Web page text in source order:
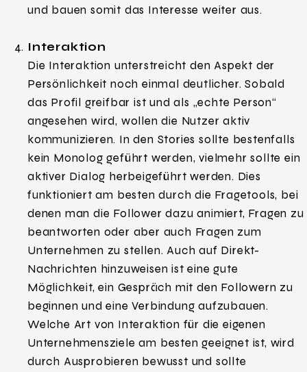
und bauen somit das Interesse weiter aus.
Interaktion
Die Interaktion unterstreicht den Aspekt der
Persönlichkeit noch einmal deutlicher. Sobald
das Profil greifbar ist und als „echte Person“
angesehen wird, wollen die Nutzer aktiv
kommunizieren. In den Stories sollte bestenfalls
kein Monolog geführt werden, vielmehr sollte ein
aktiver Dialog herbeigeführt werden. Dies
funktioniert am besten durch die Fragetools, bei
denen man die Follower dazu animiert, Fragen zu
beantworten oder aber auch Fragen zum
Unternehmen zu stellen. Auch auf Direkt-
Nachrichten hinzuweisen ist eine gute
Möglichkeit, ein Gespräch mit den Followern zu
beginnen und eine Verbindung aufzubauen.
Welche Art von Interaktion für die eigenen
Unternehmensziele am besten geeignet ist, wird
durch Ausprobieren bewusst und sollte